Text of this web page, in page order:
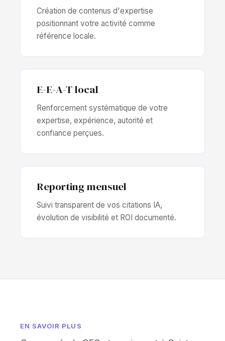
Création de contenus d'expertise
positionnant votre activité comme
référence locale.
E-E-A-T local
Renforcement systématique de votre
expertise, expérience, autorité et
confiance perçues.
Reporting mensuel
Suivi transparent de vos citations IA,
évolution de visibilité et ROI documenté.
EN SAVOIR PLUS